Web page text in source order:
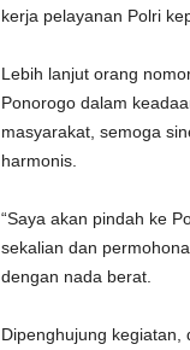
kerja pelayanan Polri
Lebih lanjut orang
Ponorogo dalam
masyarakat, semoga
harmonis.
“Saya akan pindah ke
sekalian dan
dengan nada berat.
Dipenghujung kegiatan,